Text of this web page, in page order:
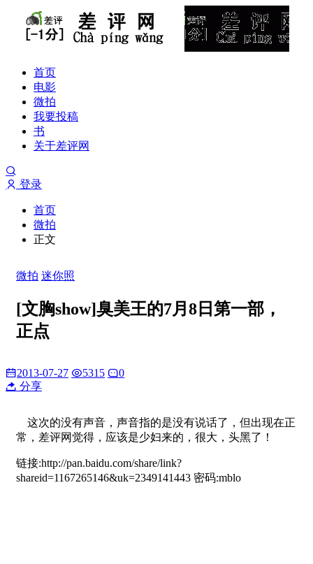
首页
电影
微拍
我要投稿
书
关于差评网
登录
首页
微拍
正文
微拍 迷你照
[文胸show]臭美王的7月8日第一部，
正点
2013-07-27 5315
0
分享
这次的没有声音，声音指的是没有说话了，但出现在正
常，差评网觉得，应该是少妇来的，很大，头黑了！
链接:http://pan.baidu.com/share/link?
shareid=1167265146&uk=2349141443 密码:mblo